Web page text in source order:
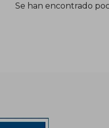
Se han encontrado